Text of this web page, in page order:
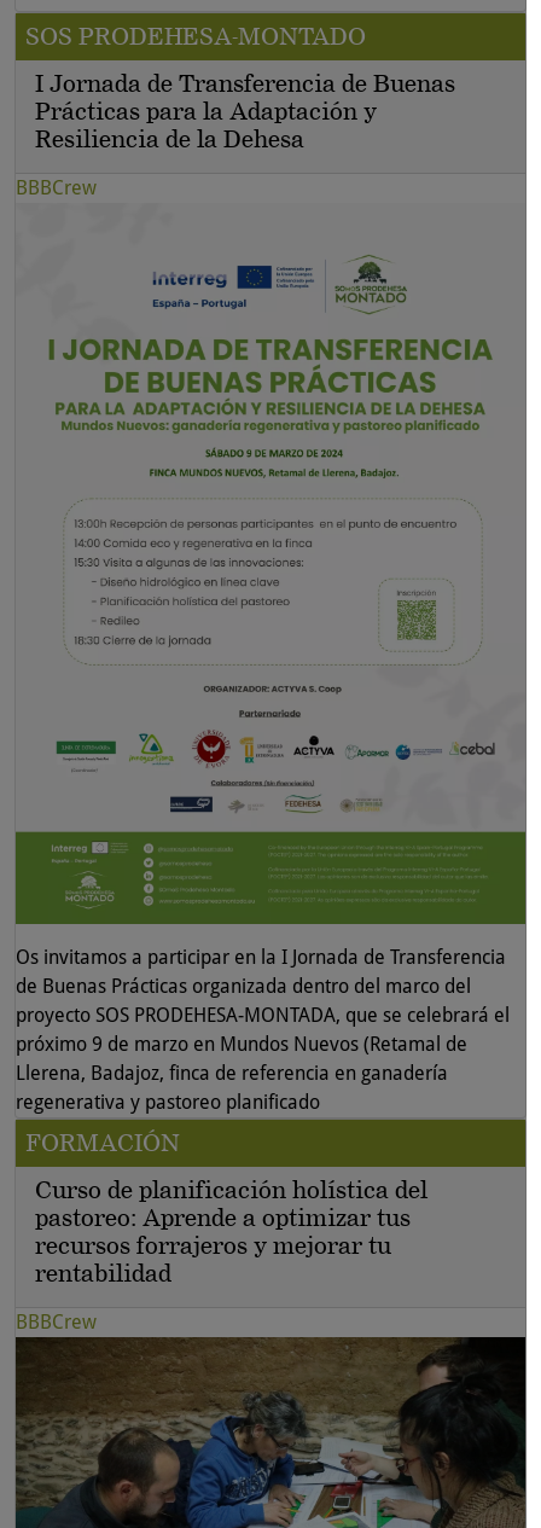
SOS PRODEHESA-MONTADO
I Jornada de Transferencia de Buenas
Prácticas para la Adaptación y
Resiliencia de la Dehesa
BBBCrew
Os invitamos a participar en la I Jornada de Transferencia
de Buenas Prácticas organizada dentro del marco del
proyecto SOS PRODEHESA-MONTADA, que se celebrará el
próximo 9 de marzo en Mundos Nuevos (Retamal de
Llerena, Badajoz, finca de referencia en ganadería
regenerativa y pastoreo planificado
FORMACIÓN
Curso de planificación holística del
pastoreo: Aprende a optimizar tus
recursos forrajeros y mejorar tu
rentabilidad
BBBCrew